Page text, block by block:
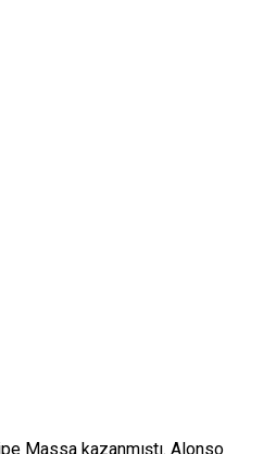
Massa kazanmıştı. Alonso